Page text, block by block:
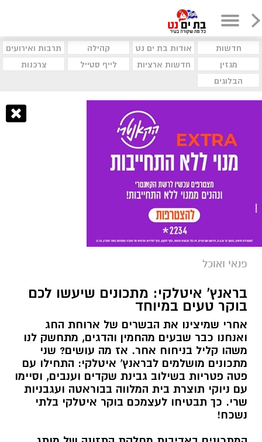
חדשות אודות בת ים נט קהילה
תרבות ואירועים
מגזין
חדשות ארציות לייף סטייל
צרכנות
הבלוגים
פנאי ואוכל
בראנץ' איטלקי: מתכונים שיעשו לכם
בוקר טעים במיוחד
אחרי שמיצינו את הבשרים של ארוחת החג
ואנחנו כבר שבעים מהחמין והדגים, מתחשק לנו
משהו קליל בניחוח אחר. אז מה עושים? שני
מתכונים מושלמים לבראנץ' איטלקי: התחילו עם
פטה פטריות בשילוב גבינת שקדים וענבים, וסיימו
עם ניוקי תוצרת בית המלווה בבוראטה ועגבניות
שרי. כך תבטיחו לעצמכם בוקר איטלקי בלתי
נשכח!